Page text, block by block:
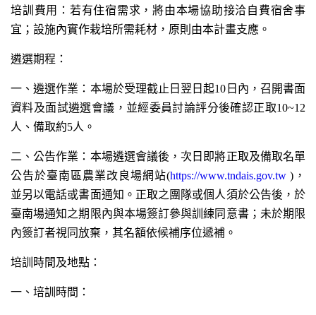
培訓費用：若有住宿需求，將由本場協助接洽自費宿舍事
宜；設施內實作栽培所需耗材，原則由本計畫支應。
遴選期程：
一、遴選作業：本場於受理截止日翌日起10日內，召開書面
資料及面試遴選會議，並經委員討論評分後確認正取10~12
人、備取約5人。
二、公告作業：本場遴選會議後，次日即將正取及備取名單
公告於臺南區農業改良場網站(https://www.tndais.gov.tw )，
並另以電話或書面通知。正取之團隊或個人須於公告後，於
臺南場通知之期限內與本場簽訂參與訓練同意書；未於期限
內簽訂者視同放棄，其名額依候補序位遞補。
培訓時間及地點：
一、培訓時間：